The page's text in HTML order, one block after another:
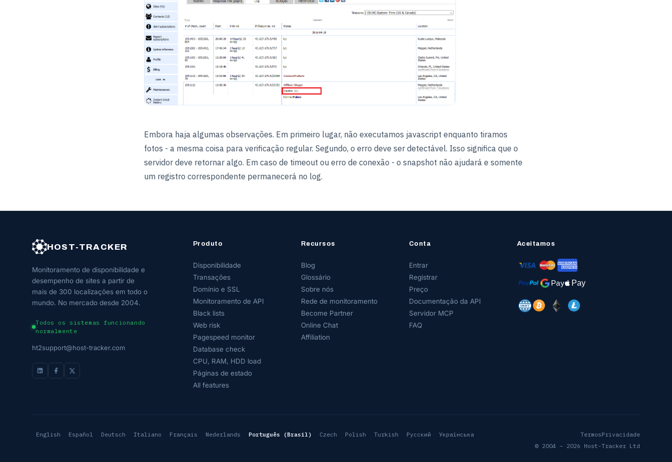
Embora haja algumas observações. Em primeiro lugar, não executamos javascript enquanto tiramos
fotos - a mesma coisa para verificação regular. Segundo, o erro deve ser detectável. Isso significa que o
servidor deve retornar algo. Em caso de timeout ou erro de conexão - o snapshot não ajudará e somente
um registro correspondente permanecerá no log.
HOST-TRACKER
Monitoramento de disponibilidade e
desempenho de sites a partir de
mais de 300 localizações em todo o
mundo. No mercado desde 2004.
Todos os sistemas funcionando
normalmente
ht2support@host-tracker.com
Produto
Disponibilidade
Transações
Domínio e SSL
Monitoramento de API
Black lists
Web risk
Pagespeed monitor
Database check
CPU, RAM, HDD load
Páginas de estado
All features
Recursos
Blog
Glossário
Sobre nós
Rede de monitoramento
Become Partner
Online Chat
Affiliation
Conta
Entrar
Registrar
Preço
Documentação da API
Servidor MCP
FAQ
Aceitamos
English Español Deutsch Italiano Français Nederlands Português (Brasil) Czech Polish Turkish Русский Українська TermosPrivacidade
© 2004 – 2026 Host-Tracker Ltd